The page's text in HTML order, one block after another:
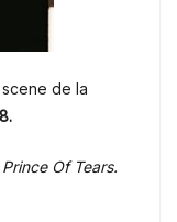
de la
Prince Of Tears.